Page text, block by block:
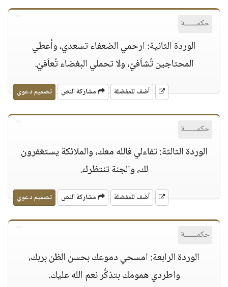
حكمــــــة
الوردة الثانية: ارحمي الضعفاء تسعدي، وأعطي
المحتاجين تُشاَفيْ، ولا تحملي البغضاء تُعاَفيْ.
أضف للمفضلة مشاركة النص تصميم دعوي
حكمــــــة
الوردة الثالثة: تفاءلي فالله معك، والملائكة يستغفرون
لك، والجنة تنتظرك.
أضف للمفضلة مشاركة النص تصميم دعوي
حكمــــــة
الوردة الرابعة: امسحي دموعك بحسن الظن بربك،
واطردي همومك بتذكُّر نعم الله عليك.